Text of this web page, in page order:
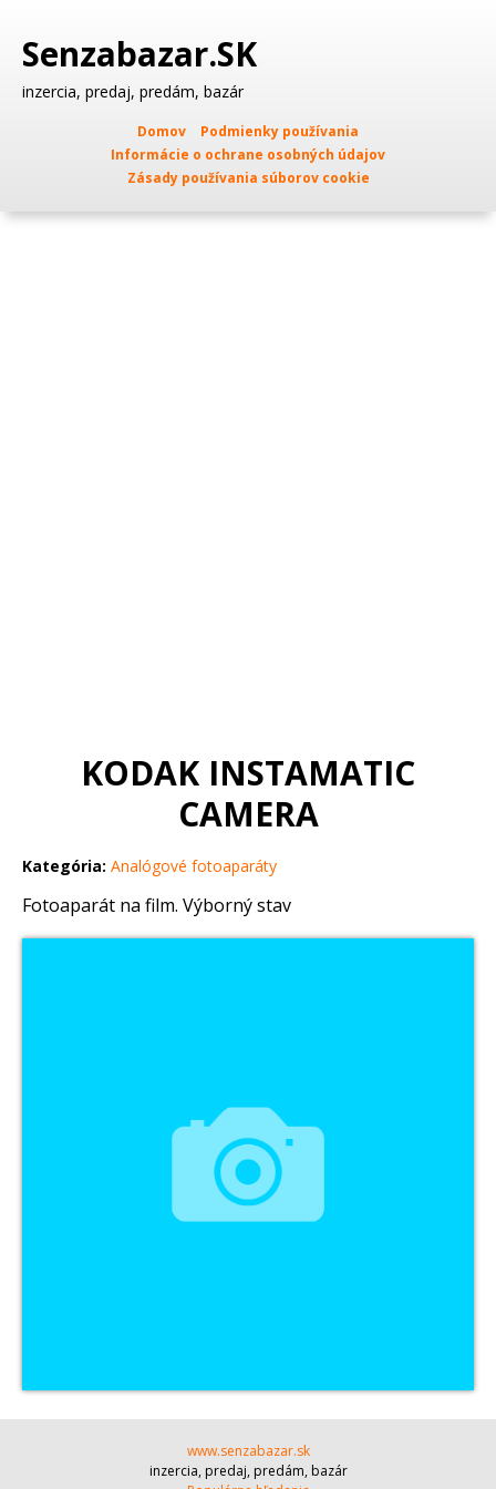
Senzabazar.SK
inzercia, predaj, predám, bazár
Domov
Podmienky používania
Informácie o ochrane osobných údajov
Zásady používania súborov cookie
KODAK INSTAMATIC
CAMERA
Kategória: Analógové fotoaparáty
Fotoaparát na film. Výborný stav
www.senzabazar.sk
inzercia, predaj, predám, bazár